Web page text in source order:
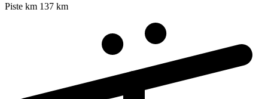
Piste km 137 km